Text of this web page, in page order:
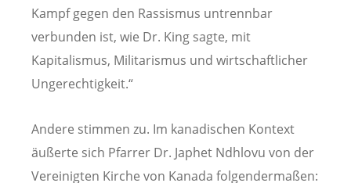
Kampf gegen den Rassismus untrennbar
verbunden ist, wie Dr. King sagte, mit
Kapitalismus, Militarismus und wirtschaftlicher
Ungerechtigkeit.“
Andere stimmen zu. Im kanadischen Kontext
äußerte sich Pfarrer Dr. Japhet Ndhlovu von der
Vereinigten Kirche von Kanada folgendermaßen: